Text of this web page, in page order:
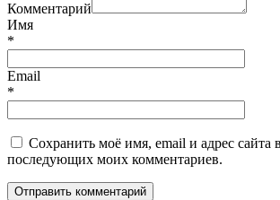
Комментарий
Имя
*
Email
*
Сохранить моё имя, email и адрес сайта
последующих моих комментариев.